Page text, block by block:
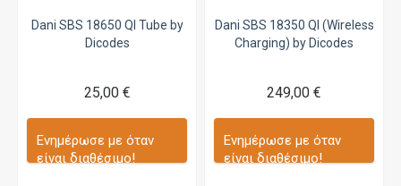
Dani SBS 18650 QI Tube by
Dicodes
25,00 €
Ενημέρωσε με όταν
είναι διαθέσιμο!
Dani SBS 18350 QI (Wireless
Charging) by Dicodes
249,00 €
Ενημέρωσε με όταν
είναι διαθέσιμο!